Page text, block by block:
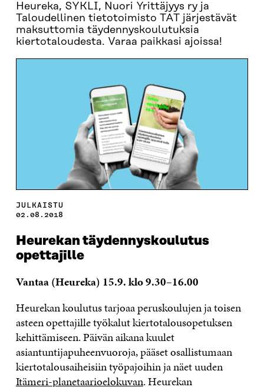
Heureka, SYKLI, Nuori Yrittäjyys ry ja
Taloudellinen tietotoimisto TAT järjestävät
maksuttomia täydennyskoulutuksia
kiertotaloudesta. Varaa paikkasi ajoissa!
JULKAISTU
02.08.2018
Heurekan täydennyskoulutus
opettajille
Vantaa (Heureka) 15.9. klo 9.30–16.00
Heurekan koulutus tarjoaa peruskoulujen ja toisen
asteen opettajille työkalut kiertotalousopetuksen
kehittämiseen. Päivän aikana kuulet
asiantuntijapuheenvuoroja, pääset osallistumaan
kiertotalousaiheisiin työpajoihin ja näet uuden
Itämeri-planetaarioelokuvan. Heurekan